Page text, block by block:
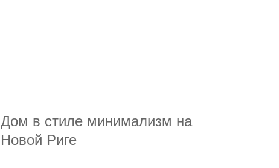
Дом в стиле минимализм на
Новой Риге